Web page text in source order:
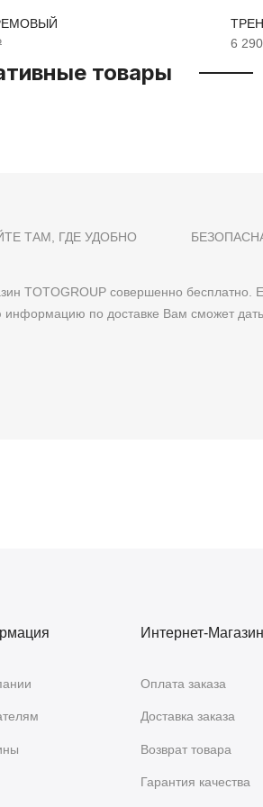
6
товары
TOTOGROUP совершенно бесплатно.
информацию по доставке Вам сможет
ТАМ, ГДЕ УДОБНО
Интернет-Магазин
Оплата заказа
Доставка заказа
Возврат товара
Гарантия качества